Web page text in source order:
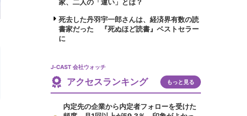
家、二人の「違い」とは？
死去した丹羽宇一郎さんは、経済界有数の読
書家だった 『死ぬほど読書』ベストセラー
に
J-CAST 会社ウォッチ
アクセスランキング もっと見る
内定先の企業から内定者フォローを受けた